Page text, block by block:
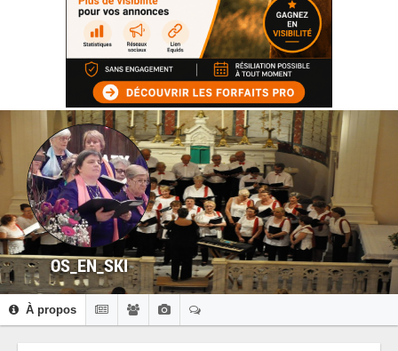
OS_EN_SKI
À propos